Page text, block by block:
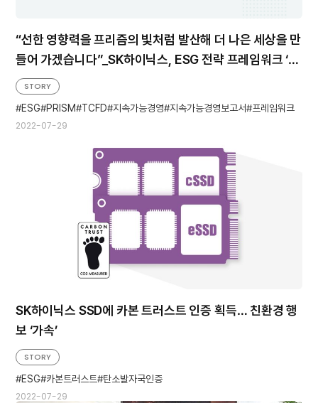
“선한 영향력을 프리즘의 빛처럼 발산해 더 나은 세상을 만
들어 가겠습니다”_SK하이닉스, ESG 전략 프레임워크 ‘P
RISM’ 개발
2022-07-29
STORY
ESG PRISM TCFD 지속가능경영 지속가능경영보고서 프레임워크
SK하이닉스 SSD에 카본 트러스트 인증 획득… 친환경 행
보 ‘가속’
2022-07-29
STORY
ESG 카본트러스트 탄소발자국인증